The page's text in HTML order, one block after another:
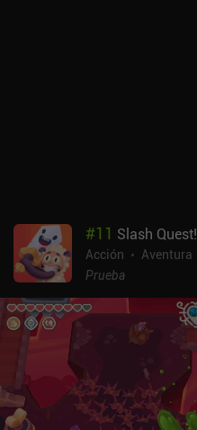
#11 Slash Quest!
Acción
Aventura
Prueba